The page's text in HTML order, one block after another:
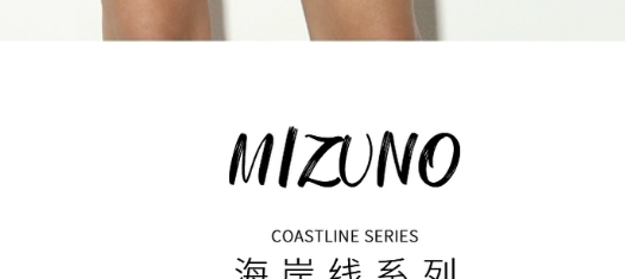
mảnh giảm béo bảo
thủ suối nước nóng
đồ đi bơi cho nữ các
kiểu đồ bơi nữ